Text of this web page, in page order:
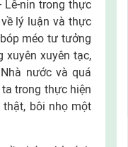
nin trong thực
lý luận và thực
méo tư tưởng
xuyên tạc,
nước và quá
trong thực hiện
thật, bôi nhọ một